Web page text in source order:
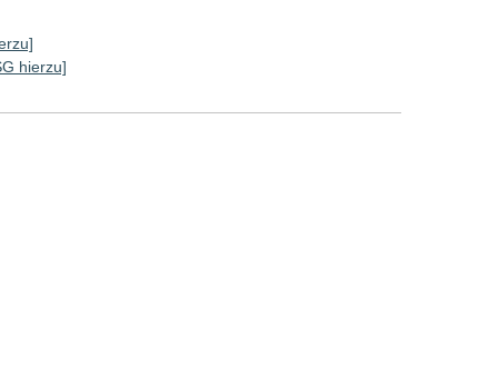
hierzu]